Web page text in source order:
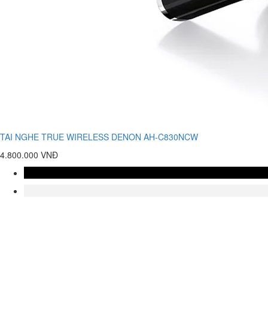
TAI NGHE TRUE WIRELESS DENON AH-C830NCW
4.800.000 VNĐ